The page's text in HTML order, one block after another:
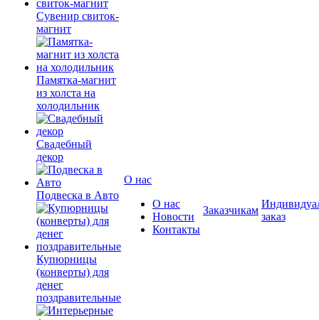
Сувенир свиток-
магнит
Памятка-магнит
из холста на
холодильник
Свадебный
декор
Подвеска в Авто
Купюрницы
(конверты) для
денег
поздравительные
О нас
О нас
Новости
Контакты
Заказчикам
заказ